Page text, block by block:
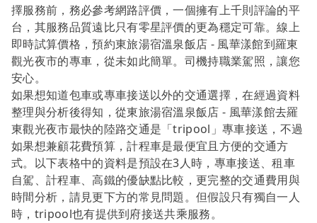
擇服務前，務必參考網路評價，一個擁有上千則評論的平
台，其服務品質遠比只有零星評價的更為穩定可靠。線上
即時試算價格，預約東旅湯宿溫泉飯店 - 風華漾館到羅東
觀光夜市的專車，從未如此簡單。司機持職業駕照，讓您
安心。
如果想知道包車或專車接送以外的交通選擇，在經過資料
整理與分析後得知，從東旅湯宿溫泉飯店 - 風華漾館去羅
東觀光夜市最快的陸路交通是「tripool」專車接送，不過
如果想兼顧花費預算，計程車是最便宜且方便的交通方
式。以下表格中的資料是預設在3人時，專車接送、租車
自駕、計程車、高鐵的優缺點比較，更完整的交通費用與
時間分析，請見更下方的常見問題。但假設只有獨自一人
時，tripool也有提供到府接送共乘服務。